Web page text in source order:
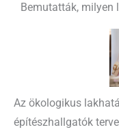
Bemutatták, milyen
Az ökologikus
építészhallgatók